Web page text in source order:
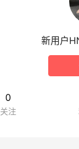
新用户
0
关注